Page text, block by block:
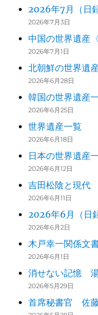
2026年7月（日録
2026年7月3日
中国の世界遺産
2026年7月1日
北朝鮮の世界遺
2026年6月28日
韓国の世界遺産
2026年6月25日
世界遺産一覧
2026年6月18日
日本の世界遺産
2026年6月12日
吉田松陰と現代
2026年6月11日
2026年6月（日
2026年6月2日
木戸幸一関係文
2026年6月1日
消せない記憶
2026年5月29日
首席秘書官 佐